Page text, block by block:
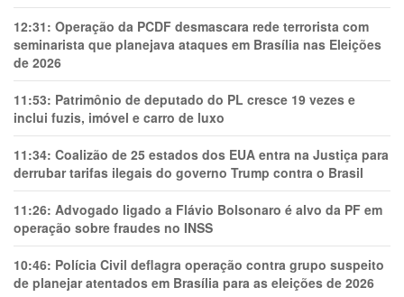
12:31: Operação da PCDF desmascara rede terrorista com
seminarista que planejava ataques em Brasília nas Eleições
de 2026
11:53: Patrimônio de deputado do PL cresce 19 vezes e
inclui fuzis, imóvel e carro de luxo
11:34: Coalizão de 25 estados dos EUA entra na Justiça para
derrubar tarifas ilegais do governo Trump contra o Brasil
11:26: Advogado ligado a Flávio Bolsonaro é alvo da PF em
operação sobre fraudes no INSS
10:46: Polícia Civil deflagra operação contra grupo suspeito
de planejar atentados em Brasília para as eleições de 2026